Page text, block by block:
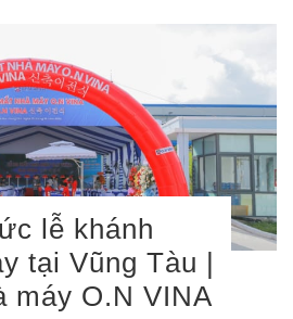
lễ khánh
tại Vũng Tàu |
máy O.N VINA